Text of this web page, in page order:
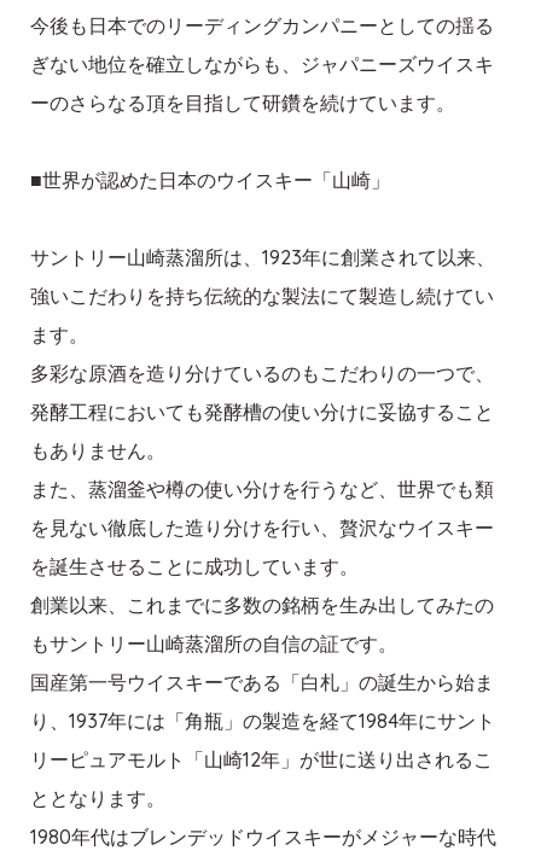
今後も日本でのリーディングカンパニーとしての揺る
ぎない地位を確立しながらも、ジャパニーズウイスキ
ーのさらなる頂を目指して研鑽を続けています。
■世界が認めた日本のウイスキー「山崎」
サントリー山崎蒸溜所は、1923年に創業されて以来、
強いこだわりを持ち伝統的な製法にて製造し続けてい
ます。
多彩な原酒を造り分けているのもこだわりの一つで、
発酵工程においても発酵槽の使い分けに妥協すること
もありません。
また、蒸溜釜や樽の使い分けを行うなど、世界でも類
を見ない徹底した造り分けを行い、贅沢なウイスキー
を誕生させることに成功しています。
創業以来、これまでに多数の銘柄を生み出してみたの
もサントリー山崎蒸溜所の自信の証です。
国産第一号ウイスキーである「白札」の誕生から始ま
り、1937年には「角瓶」の製造を経て1984年にサント
リーピュアモルト「山崎12年」が世に送り出されるこ
ととなります。
1980年代はブレンデッドウイスキーがメジャーな時代